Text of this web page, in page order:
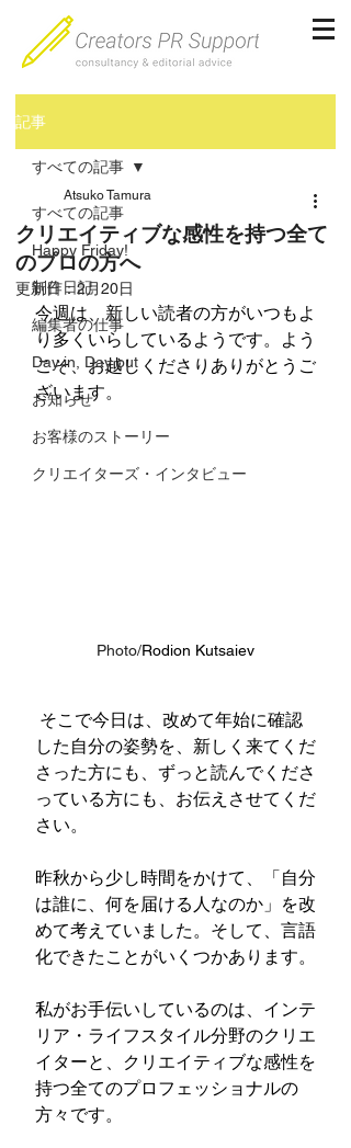
記事
すべての記事
Happy Friday!
制作日記
編集者の仕事
Day in, Day out
お知らせ
お客様のストーリー
クリエイターズ・インタビュー
すべての記事
クリエイティブな感性を持つ全て
のプロの方へ
Atsuko Tamura
更新日：2月20日
今週は、新しい読者の方がいつもよ
り多くいらしているようです。よう
こそ、お越しくださりありがとうご
ざいます。
Photo/Rodion Kutsaiev
そこで今日は、改めて年始に確認
した自分の姿勢を、新しく来てくだ
さった方にも、ずっと読んでくださ
っている方にも、お伝えさせてくだ
さい。
昨秋から少し時間をかけて、「自分
は誰に、何を届ける人なのか」を改
めて考えていました。そして、言語
化できたことがいくつかあります。
私がお手伝いしているのは、インテ
リア・ライフスタイル分野のクリエ
イターと、クリエイティブな感性を
持つ全てのプロフェッショナルの
方々です。